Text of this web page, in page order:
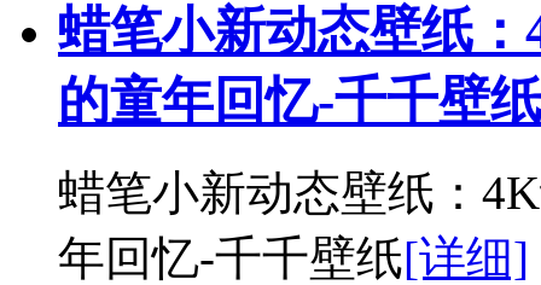
蜡笔小新动态壁纸
的童年回忆-千千壁纸
蜡笔小新动态壁纸：
年回忆-千千壁纸[详细]